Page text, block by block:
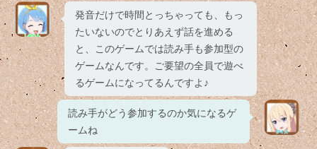
発音だけで時間とっちゃっても、もっ
たいないのでとりあえず話を進める
と、このゲームでは読み手も参加型の
ゲームなんです。ご要望の全員で遊べ
るゲームになってるんですよ♪
読み手がどう参加するのか気になるゲ
ームね